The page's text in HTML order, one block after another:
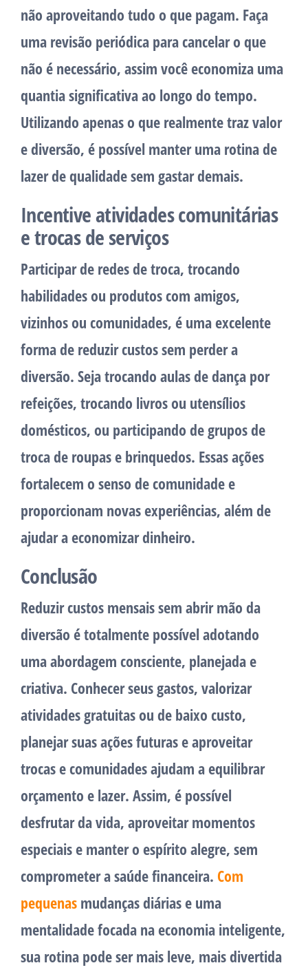
não aproveitando tudo o que pagam. Faça
uma revisão periódica para cancelar o que
não é necessário, assim você economiza uma
quantia significativa ao longo do tempo.
Utilizando apenas o que realmente traz valor
e diversão, é possível manter uma rotina de
lazer de qualidade sem gastar demais.
Incentive atividades comunitárias
e trocas de serviços
Participar de redes de troca, trocando
habilidades ou produtos com amigos,
vizinhos ou comunidades, é uma excelente
forma de reduzir custos sem perder a
diversão. Seja trocando aulas de dança por
refeições, trocando livros ou utensílios
domésticos, ou participando de grupos de
troca de roupas e brinquedos. Essas ações
fortalecem o senso de comunidade e
proporcionam novas experiências, além de
ajudar a economizar dinheiro.
Conclusão
Reduzir custos mensais sem abrir mão da
diversão é totalmente possível adotando
uma abordagem consciente, planejada e
criativa. Conhecer seus gastos, valorizar
atividades gratuitas ou de baixo custo,
planejar suas ações futuras e aproveitar
trocas e comunidades ajudam a equilibrar
orçamento e lazer. Assim, é possível
desfrutar da vida, aproveitar momentos
especiais e manter o espírito alegre, sem
comprometer a saúde financeira. Com
pequenas mudanças diárias e uma
mentalidade focada na economia inteligente,
sua rotina pode ser mais leve, mais divertida